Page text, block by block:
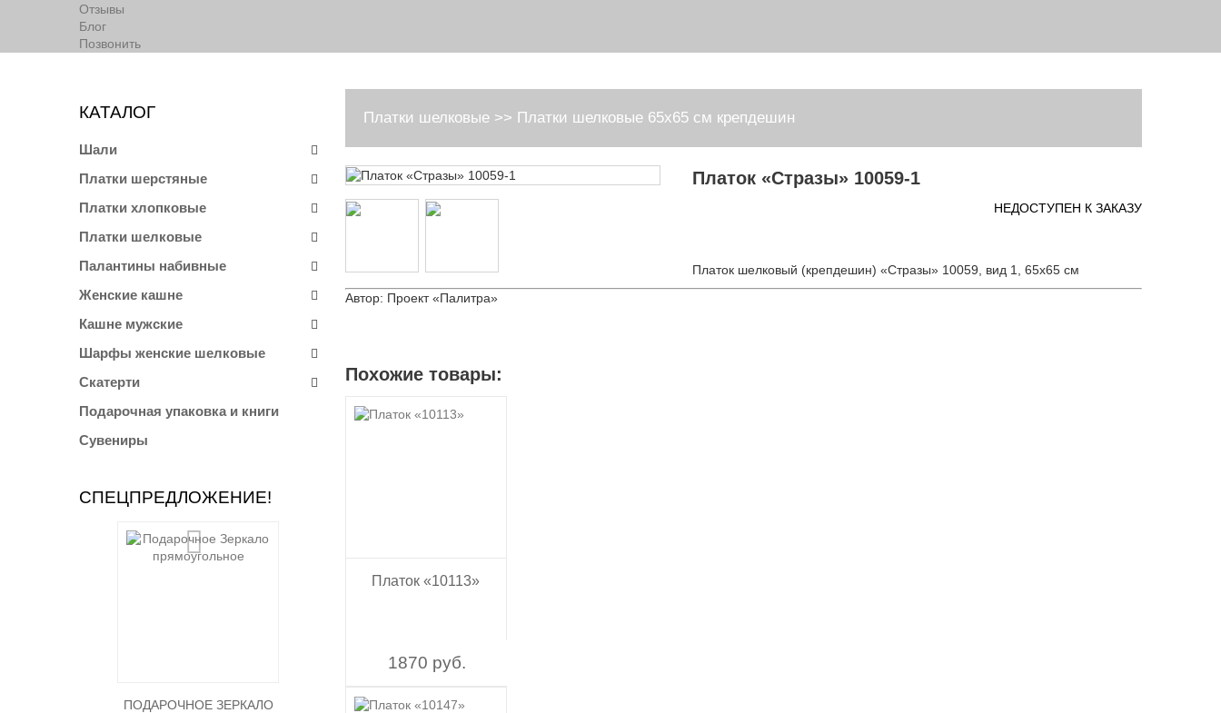
Отзывы
Блог
Позвонить
Платки шелковые>> Платки шелковые 65х65 см крепдешин
Платок «Стразы» 10059-1
НЕДОСТУПЕН К ЗАКАЗУ
Платок шелковый (крепдешин) «Стразы» 10059, вид 1, 65х65 см
Автор: Проект «Палитра»
Похожие товары:
Платок «10113»
1870 руб.
КАТАЛОГ
Шали
Платки шерстяные
Платки хлопковые
Платки шелковые
Палантины набивные
Женские кашне
Кашне мужские
Шарфы женские шелковые
Скатерти
Подарочная упаковка и книги
Сувениры
СПЕЦПРЕДЛОЖЕНИЕ!
ПОДАРОЧНОЕ ЗЕРКАЛО